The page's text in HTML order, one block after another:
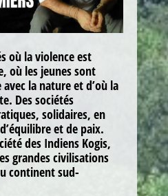
où la violence est
où les jeunes sont
la nature et d’où la
Des sociétés
solidaires, en
et de paix.
des Indiens Kogis,
grandes civilisations
continent sud-